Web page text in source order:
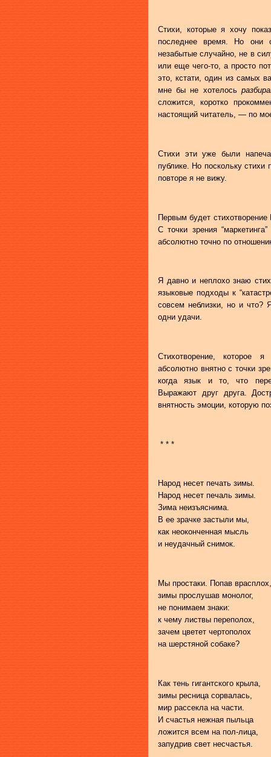
Стихи, которые я хочу
последнее время. Но они
незабытые случайно, не в
или еще чего-то, а просто
это, кстати, один из самых
мне бы не хотелось
сложится, коротко
настоящий читатель, — по
Стихи эти уже были
публике. Но поскольку стихи
повторе я не вижу.
Первым будет стихотворение
С точки зрения
абсолютно точно по
Я давно и неплохо знаю
языковые подходы к
совсем неблизки, но и что?
одни удачи.
Стихотворение, которое
абсолютно внятно с точки
когда язык и то, что
Выражают друг друга.
внятность эмоции, которую
* * *
Народ несет печать зимы.
Народ несет печаль зимы.
Зима неизъяснима.
В ее зрачке застыли мы,
как неоконченная мысль
и неудачный снимок.
Мы простаки. Попав врасплох,
зимы прослушав монолог,
не понимаем знаки:
к чему листвы переполох,
зачем цветет чертополох
на шерстяной собаке?
Как тень гигантского крыла,
зимы ресница сорвалась,
мир рассекла на части.
И счастья нежная пыльца
ложится всем на пол-лица,
запудрив свет несчастья.